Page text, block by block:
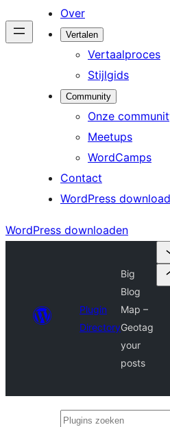
Over
Vertalen
Vertaalproces
Stijlgids
Community
Onze
Meetups
WordCamps
Contact
WordPress
WordPress downloaden
Plugin
Directory
Big
Blog
Map –
Geotag
your
posts
Plugins